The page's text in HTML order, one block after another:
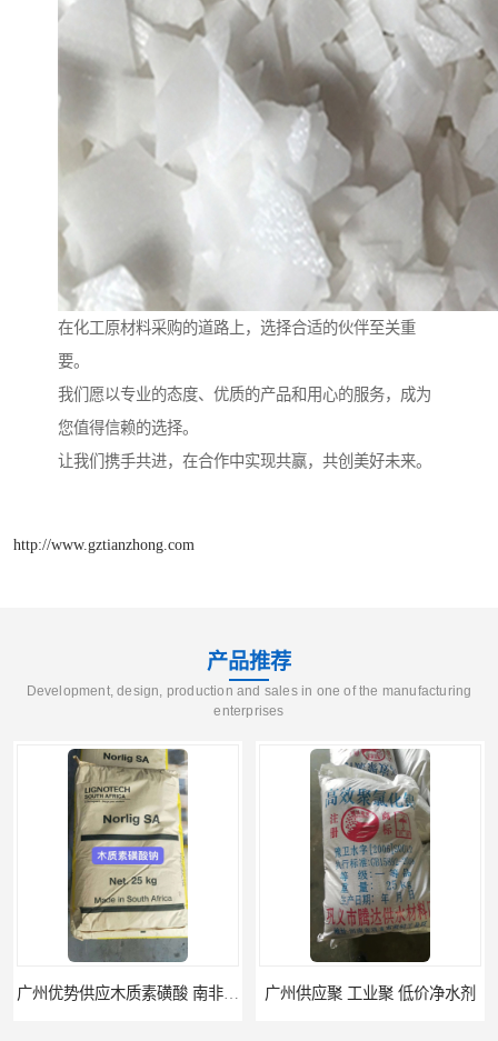
在化工原材料采购的道路上，选择合适的伙伴至关重
要。
我们愿以专业的态度、优质的产品和用心的服务，成为
您值得信赖的选择。
让我们携手共进，在合作中实现共赢，共创美好未来。
http://www.gztianzhong.com
产品推荐
Development, design, production and sales in one of the manufacturing
enterprises
广州供应聚 工业聚 低价净水剂